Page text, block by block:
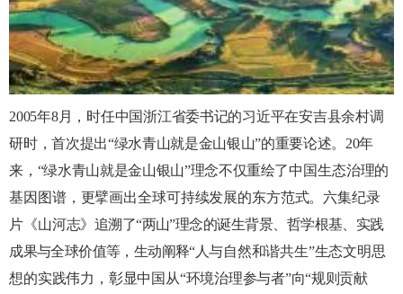
2005年8月，时任中国浙江省委书记的习近平在安吉县余村调
研时，首次提出“绿水青山就是金山银山”的重要论述。20年
来，“绿水青山就是金山银山”理念不仅重绘了中国生态治理的
基因图谱，更擘画出全球可持续发展的东方范式。六集纪录
片《山河志》追溯了“两山”理念的诞生背景、哲学根基、实践
成果与全球价值等，生动阐释“人与自然和谐共生”生态文明思
想的实践伟力，彰显中国从“环境治理参与者”向“规则贡献